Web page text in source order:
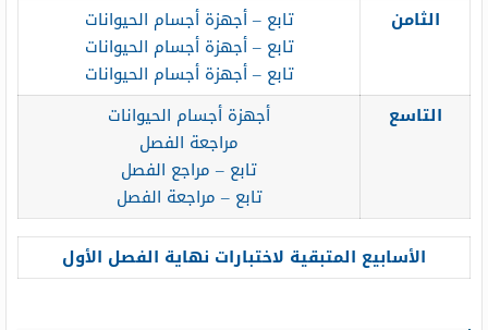
الثامن
تابع – أجهزة أجسام الحيوانات
تابع – أجهزة أجسام الحيوانات
تابع – أجهزة أجسام الحيوانات
التاسع
أجهزة أجسام الحيوانات
مراجعة الفصل
تابع – مراجع الفصل
تابع – مراجعة الفصل
الأسابيع المتبقية لاختبارات نهاية الفصل الأول